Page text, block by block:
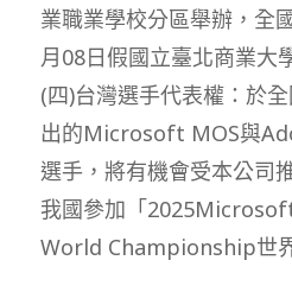
業職業學校分區舉辦，全
月08日假國立臺北商業大
(四)台灣選手代表權：於
出的Microsoft MOS與
選手，將有機會受本公司
我國參加「
World Championship世界